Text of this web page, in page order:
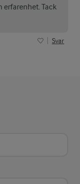
erfarenhet. Tack
Svar